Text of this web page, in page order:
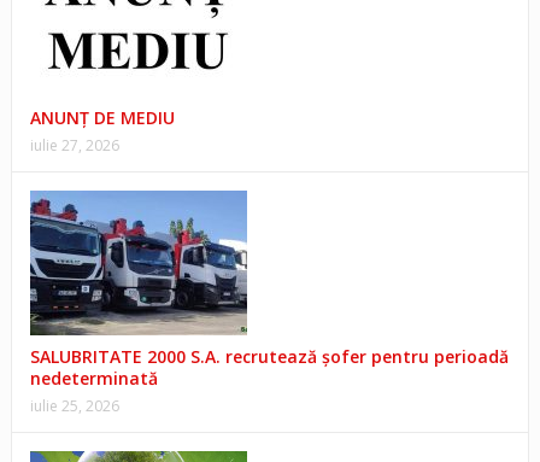
ANUNŢ DE MEDIU
iulie 27, 2026
SALUBRITATE 2000 S.A. recrutează șofer pentru perioadă
nedeterminată
iulie 25, 2026